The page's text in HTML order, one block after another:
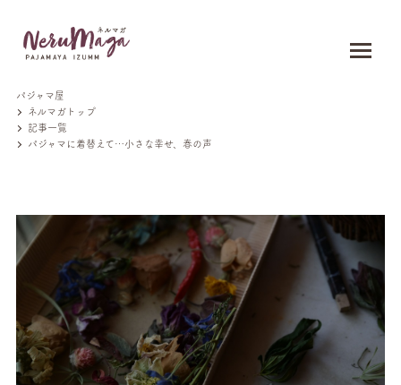
パジャマ屋
ネルマガトップ
記事一覧
パジャマに着替えて…小さな幸せ、春の声